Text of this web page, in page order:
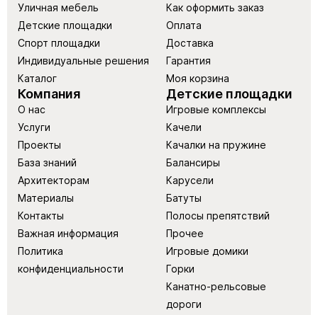
Уличная мебель
Детские площадки
Спорт площадки
Индивидуальные решения
Каталог
Как оформить заказ
Оплата
Доставка
Гарантия
Моя корзина
Компания
О нас
Услуги
Проекты
База знаний
Архитекторам
Материалы
Контакты
Важная информация
Политика
конфиденциальности
Детские площадки
Игровые комплексы
Качели
Качалки на пружине
Балансиры
Карусели
Батуты
Полосы препятствий
Прочее
Игровые домики
Горки
Канатно-рельсовые
дороги